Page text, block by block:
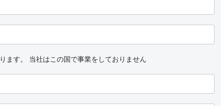
ます。 当社はこの国で事業をしておりません